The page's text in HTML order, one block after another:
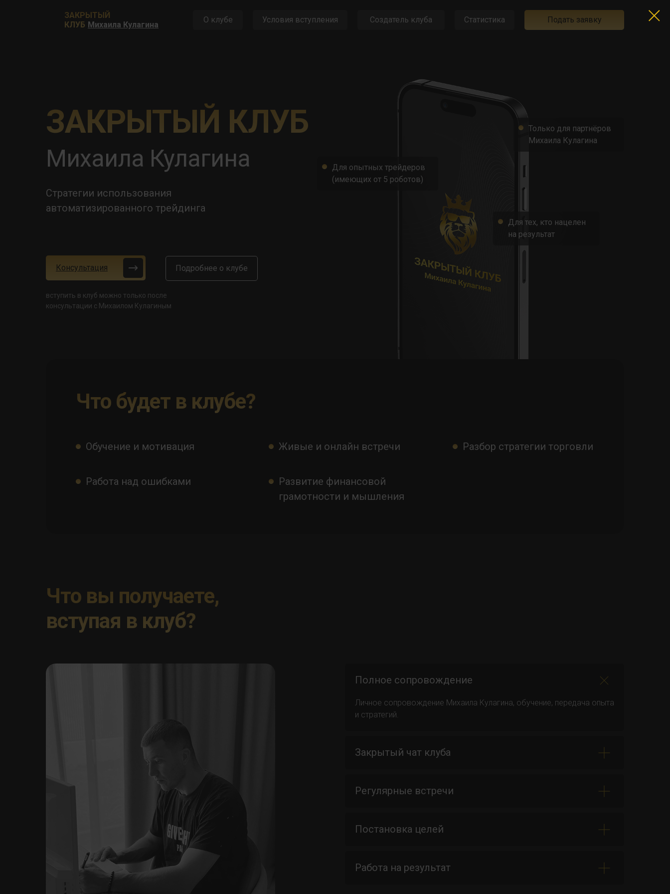
ЗАКРЫТЫЙ
КЛУБ Михаила Кулагина
Подать заявку
Создатель клуба Статистика
Условия вступления
О клубе
ЗАКРЫТЫЙ КЛУБ
Михаила Кулагина
Стратегии использования
автоматизированного трейдинга
вступить в клуб можно только после
консультации с Михаилом Кулагиным
Только для партнёров
Михаила Кулагина
Для тех, кто нацелен
на результат
Для опытных трейдеров
(имеющих от 5 роботов)
Консультация Подробнее о клубе
Обучение и мотивация
Работа над ошибками
Живые и онлайн встречи
Развитие финансовой
грамотности и мышления
Разбор стратегии торговли
Что будет в клубе?
Что вы получаете,
вступая в клуб?
Полное сопровождение
Личное сопровождение Михаила Кулагина, обучение, передача опыта
и стратегий.
Закрытый чат клуба
Регулярные встречи
Постановка целей
Работа на результат